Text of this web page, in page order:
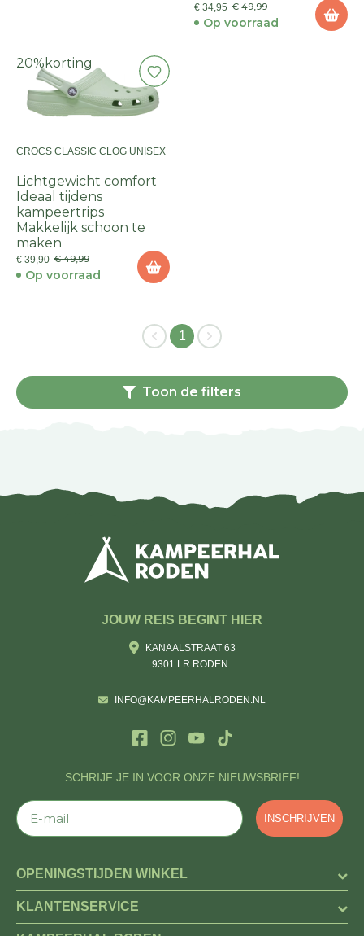
€ 34,95 € 49,99
Op voorraad
20% korting
CROCS CLASSIC CLOG UNISEX
Lichtgewicht comfort
Ideaal tijdens
kampeertrips
Makkelijk schoon te
maken
€ 39,90 € 49,99
Op voorraad
1
Toon de filters
SCHRIJF JE IN VOOR ONZE NIEUWSBRIEF!
E-mail
INSCHRIJVEN
JOUW REIS BEGINT HIER
KANAALSTRAAT 63
9301 LR RODEN
INFO@KAMPEERHALRODEN.NL
OPENINGSTIJDEN WINKEL
KLANTENSERVICE